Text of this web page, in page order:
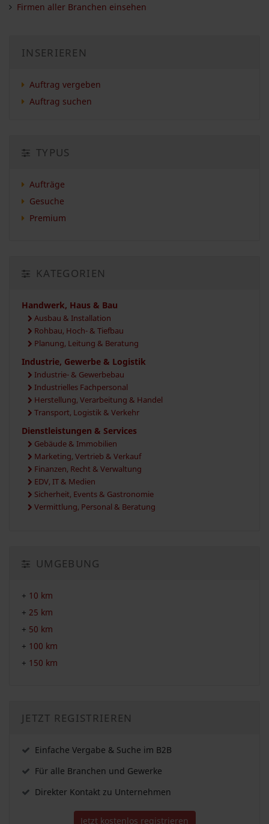
Firmen aller Branchen einsehen
INSERIEREN
Auftrag vergeben
Auftrag suchen
TYPUS
Aufträge
Gesuche
Premium
KATEGORIEN
Handwerk, Haus & Bau
Ausbau & Installation
Rohbau, Hoch- & Tiefbau
Planung, Leitung & Beratung
Industrie, Gewerbe & Logistik
Industrie- & Gewerbebau
Industrielles Fachpersonal
Herstellung, Verarbeitung & Handel
Transport, Logistik & Verkehr
Dienstleistungen & Services
Gebäude & Immobilien
Marketing, Vertrieb & Verkauf
Finanzen, Recht & Verwaltung
EDV, IT & Medien
Sicherheit, Events & Gastronomie
Vermittlung, Personal & Beratung
UMGEBUNG
+ 10 km
+ 25 km
+ 50 km
+ 100 km
+ 150 km
JETZT REGISTRIEREN
Einfache Vergabe & Suche im B2B
Für alle Branchen und Gewerke
Direkter Kontakt zu Unternehmen
Jetzt kostenlos registrieren